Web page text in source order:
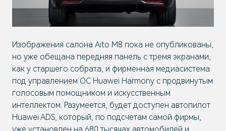
Изображения салона Aito M8 пока не опубликованы,
но уже обещана передняя панель с тремя экранами,
как у старшего собрата, и фирменная медиасистема
под управлением ОС Huawei Harmony с продвинутым
голосовым помощником и искусственным
интеллектом. Разумеется, будет доступен автопилот
Huawei ADS, который, по подсчетам самой фирмы,